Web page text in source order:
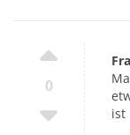
0
ist